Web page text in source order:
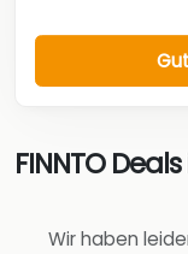
FINNTO
Wir haben